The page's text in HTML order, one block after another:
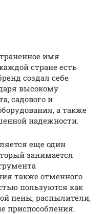
имя
стране есть
создал себе
высокому
садового и
а также
надежности.
еще один
занимается
также отменного
пользуются как
пены, распылители,
приспособления.